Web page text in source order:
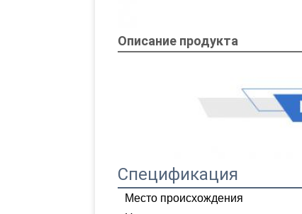
Описание продукта
Спецификация
Место происхождения